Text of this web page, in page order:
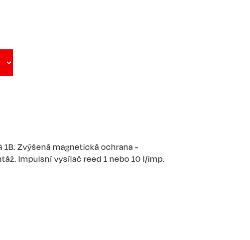
1B. Zvýšená magnetická ochrana -
Impulsní vysílač reed 1 nebo 10 l/imp.